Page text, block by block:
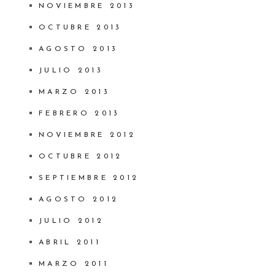
NOVIEMBRE 2013
OCTUBRE 2013
AGOSTO 2013
JULIO 2013
MARZO 2013
FEBRERO 2013
NOVIEMBRE 2012
OCTUBRE 2012
SEPTIEMBRE 2012
AGOSTO 2012
JULIO 2012
ABRIL 2011
MARZO 2011